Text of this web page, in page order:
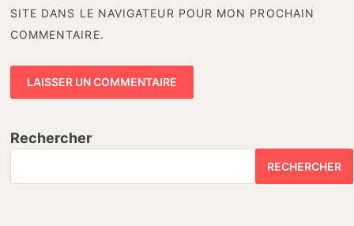
SITE DANS LE NAVIGATEUR POUR MON PROCHAIN
COMMENTAIRE.
Rechercher
RECHERCHER